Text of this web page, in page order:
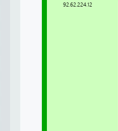
92.62.224.12